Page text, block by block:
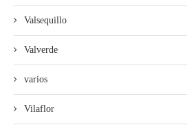
Valsequillo
Valverde
varios
Vilaflor